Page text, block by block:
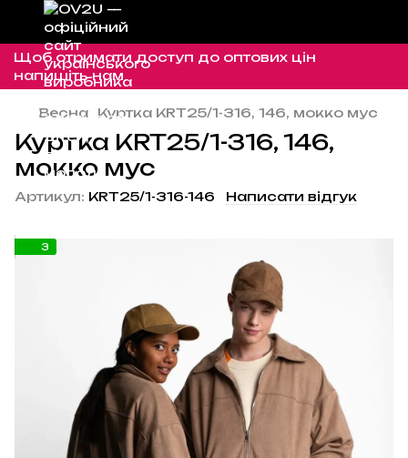
Щоб отримати доступ до оптових цін
напишіть нам
Весна Куртка KRT25/1-316, 146, мокко мус
Куртка KRT25/1-316, 146,
мокко мус
Артикул: KRT25/1-316-146 Написати відгук
3